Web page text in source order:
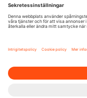
120 31 Stockholm